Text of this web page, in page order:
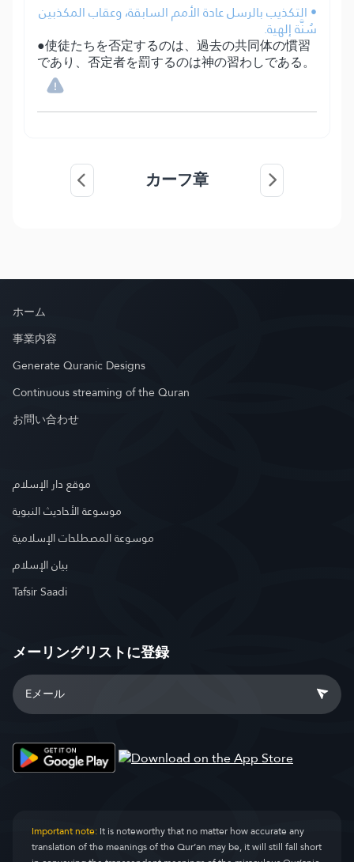
• التكذيب بالرسل عادة الأمم السابقة، وعقاب المكذبين
سُنَّة إلهية.
●使徒たちを否定するのは、過去の共同体の慣習
であり、否定者を罰するのは神の習わしである。
カーフ章
ホーム
事業内容
Generate Quranic Designs
Continuous streaming of the Quran
お問い合わせ
موقع دار الإسلام
موسوعة الأحاديث النبوية
موسوعة المصطلحات الإسلامية
بيان الإسلام
Tafsir Saadi
メーリングリストに登録
Important note:It is noteworthy that no matter how accurate any
translation of the meanings of the Qur’an may be, it will still fall short